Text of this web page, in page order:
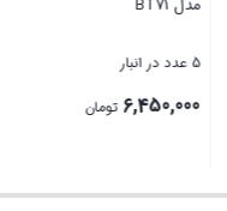
مدل BT71
5 عدد در انبار
6,450,000
بستن